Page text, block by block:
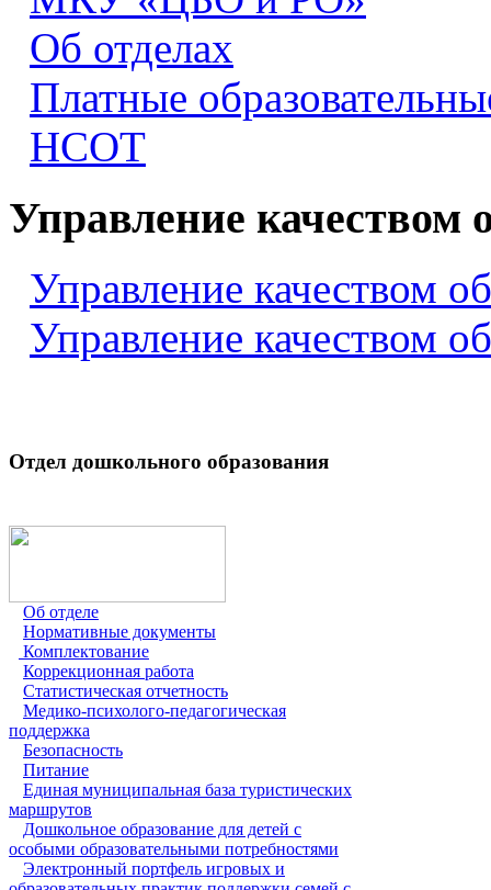
Об отделах
Платные
НСОТ
Управление качеством
Управление качеством
Управление качеством
Отдел дошкольного образования
Об отделе
Нормативные документы
Комплектование
Коррекционная работа
Статистическая отчетность
Медико-психолого-педагогическая
поддержка
Безопасность
Питание
Единая муниципальная база туристических
маршрутов
Дошкольное образование для детей с
особыми образовательными потребностями
Электронный портфель игровых и